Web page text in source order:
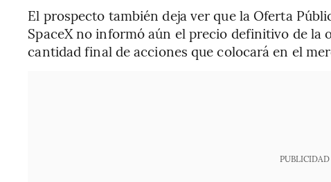
El prospecto también deja ver que la Oferta
SpaceX no informó aún el precio definitivo de la
cantidad final de acciones que colocará en el
PUBLICIDAD